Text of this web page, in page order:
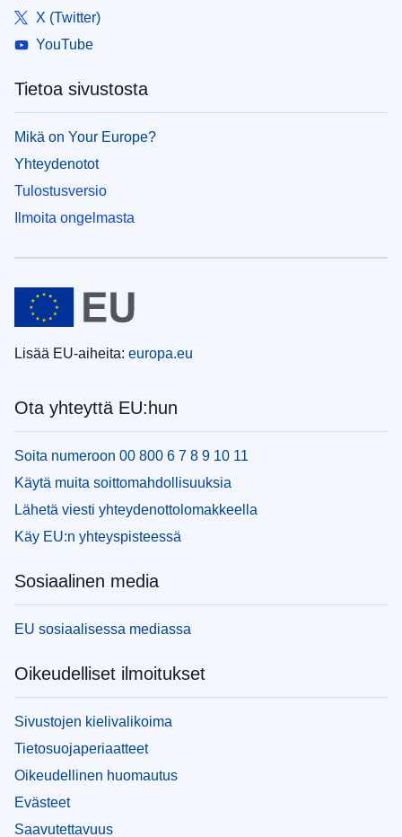
X (Twitter)
YouTube
Tietoa sivustosta
Mikä on Your Europe?
Yhteydenotot
Tulostusversio
Ilmoita ongelmasta
Lisää EU-aiheita: europa.eu
Ota yhteyttä EU:hun
Soita numeroon 00 800 6 7 8 9 10 11
Käytä muita soittomahdollisuuksia
Lähetä viesti yhteydenottolomakkeella
Käy EU:n yhteyspisteessä
Sosiaalinen media
EU sosiaalisessa mediassa
Oikeudelliset ilmoitukset
Sivustojen kielivalikoima
Tietosuojaperiaatteet
Oikeudellinen huomautus
Evästeet
Saavutettavuus